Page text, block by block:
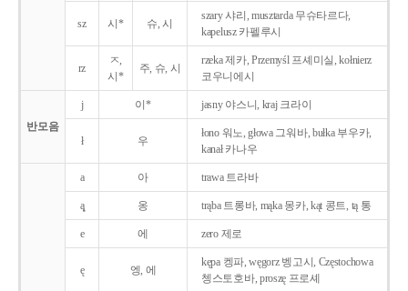
sz 시* 슈, 시
szary 샤리, musztarda 무슈타르다,
kapelusz 카펠루시
rz
ㅈ,
시*
주, 슈, 시
rzeka 제카, Przemyśl 프셰미실, kołnierz
코우니에시
반모음
j 이* jasny 야스니, kraj 크라이
ł 우
łono 워노, głowa 그워바, bułka 부우카,
kanał 카나우
a 아 trawa 트라바
ą̨ 옹 trąba 트롱바, mąka 몽카, kąt 콩트, tą 통
e 에 zero 제로
ę 엥, 에
kępa 켕파, węgorz 벵고시, Częstochowa
쳉스토호바, proszę 프로셰